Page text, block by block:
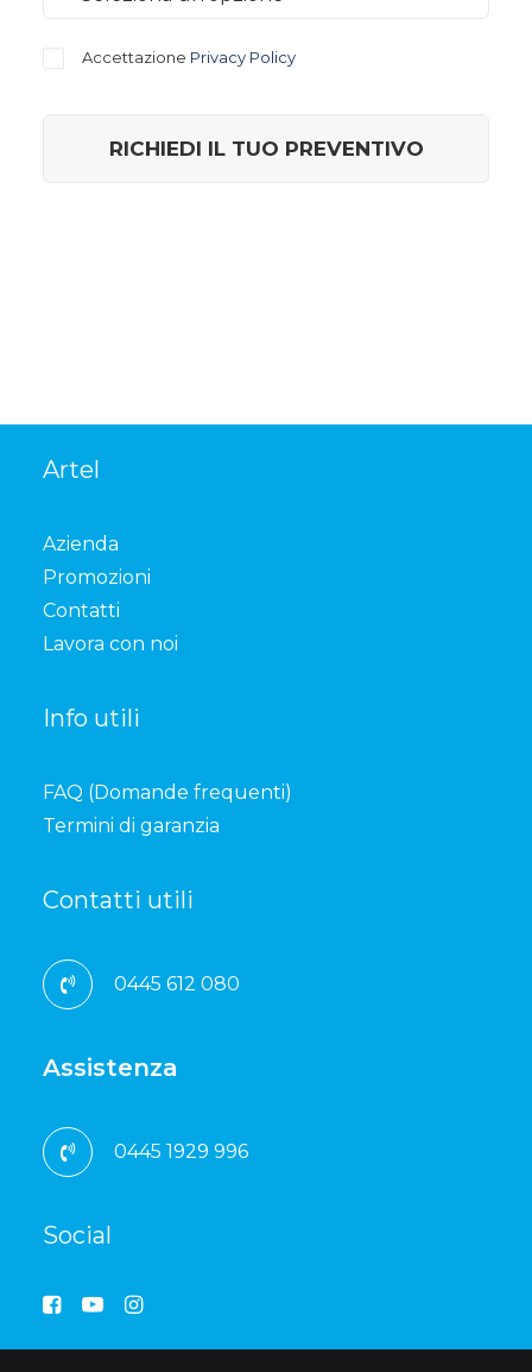
Accettazione Privacy Policy
Artel
Azienda
Promozioni
Contatti
Lavora con noi
Info utili
FAQ (Domande frequenti)
Termini di garanzia
Contatti utili
0445 612 080
Assistenza
0445 1929 996
Social